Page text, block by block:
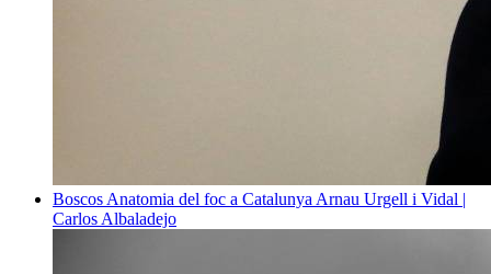
Boscos Anatomia del foc a Catalunya Arnau Urgell i Vidal |
Carlos Albaladejo